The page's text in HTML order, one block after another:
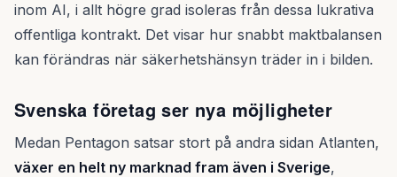
inom AI, i allt högre grad isoleras från dessa lukrativa
offentliga kontrakt. Det visar hur snabbt maktbalansen
kan förändras när säkerhetshänsyn träder in i bilden.
Svenska företag ser nya möjligheter
Medan Pentagon satsar stort på andra sidan Atlanten,
växer en helt ny marknad fram även i Sverige,